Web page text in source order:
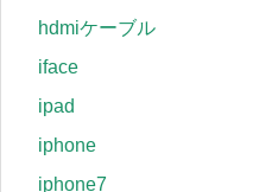
hdmiケーブル
iface
ipad
iphone
iphone7